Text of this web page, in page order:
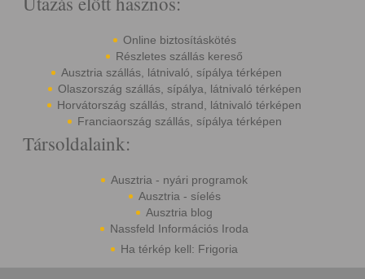
Online biztosításkötés
Részletes szállás kereső
Ausztria szállás, látnivaló, sípálya térképen
Olaszország szállás, sípálya, látnivaló térképen
Horvátország szállás, strand, látnivaló térképen
Franciaország szállás, sípálya térképen
Társoldalaink:
Ausztria - nyári programok
Ausztria - síelés
Ausztria blog
Nassfeld Információs Iroda
Ha térkép kell: Frigoria